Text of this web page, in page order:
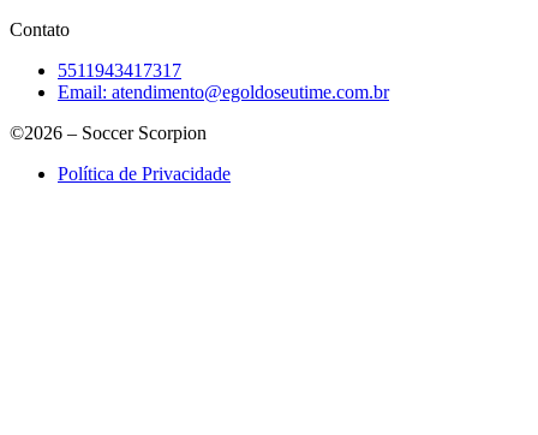
Contato
5511943417317
Email: atendimento@egoldoseutime.com.br
©2026 – Soccer Scorpion
Política de Privacidade